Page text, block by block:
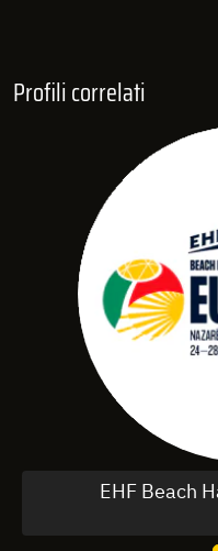
Profili correlati
EHF Beach